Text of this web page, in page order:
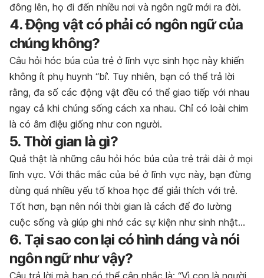
đông lên, họ đi đến nhiều nơi và ngôn ngữ mới ra đời.
4. Động vật có phải có ngôn ngữ của
chúng không?
Câu hỏi hóc búa của trẻ ở lĩnh vực sinh học này khiến
không ít phụ huynh “bí’. Tuy nhiên, bạn có thể trả lời
rằng, đa số các động vật đều có thể giao tiếp với nhau
ngay cả khi chúng sống cách xa nhau. Chỉ có loài chim
là có âm điệu giống như con người.
5. Thời gian là gì?
Quả thật là những câu hỏi hóc búa của trẻ trải dài ở mọi
lĩnh vực. Với thắc mắc của bé ở lĩnh vực này, bạn đừng
dùng quá nhiều yếu tố khoa học để giải thích với trẻ.
Tốt hơn, bạn nên nói thời gian là cách để đo lường
cuộc sống và giúp ghi nhớ các sự kiện như sinh nhật…
6. Tại sao con lại có hình dáng và nói
ngôn ngữ như vậy?
Câu trả lời mà bạn có thể cân nhắc là: “Vì con là người